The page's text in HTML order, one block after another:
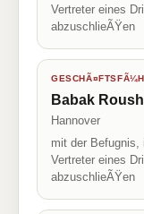
Vertreter eines
abzuschlieÃŸen
Babak
Hannover
mit der
Vertreter eines
abzuschlieÃŸen